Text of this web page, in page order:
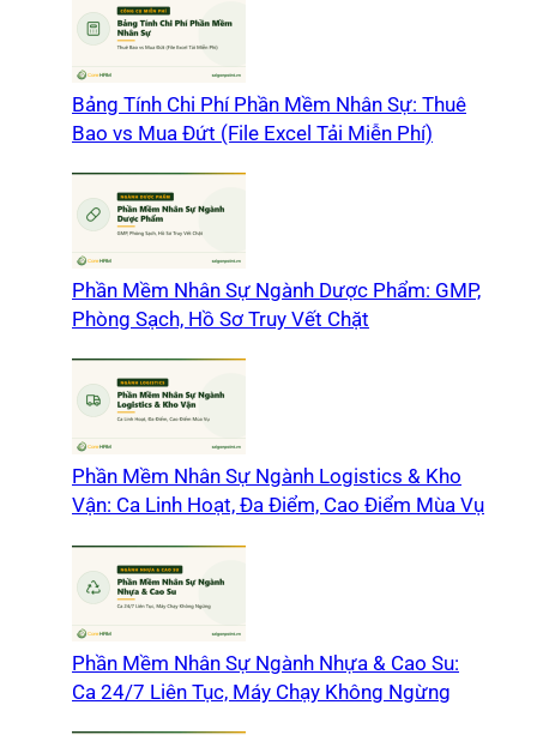
Bảng Tính Chi Phí Phần Mềm Nhân Sự: Thuê
Bao vs Mua Đứt (File Excel Tải Miễn Phí)
Phần Mềm Nhân Sự Ngành Dược Phẩm: GMP,
Phòng Sạch, Hồ Sơ Truy Vết Chặt
Phần Mềm Nhân Sự Ngành Logistics & Kho
Vận: Ca Linh Hoạt, Đa Điểm, Cao Điểm Mùa Vụ
Phần Mềm Nhân Sự Ngành Nhựa & Cao Su:
Ca 24/7 Liên Tục, Máy Chạy Không Ngừng